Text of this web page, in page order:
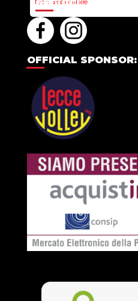
SEGUICI
OFFICIAL SPONSOR: